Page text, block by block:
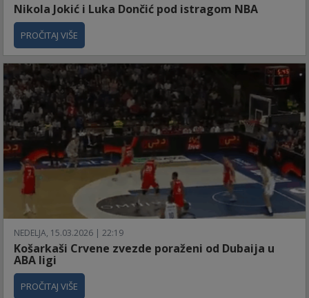
Nikola Jokić i Luka Dončić pod istragom NBA
PROČITAJ VIŠE
NEDELJA, 15.03.2026 | 22:19
Košarkaši Crvene zvezde poraženi od Dubaija u
ABA ligi
PROČITAJ VIŠE